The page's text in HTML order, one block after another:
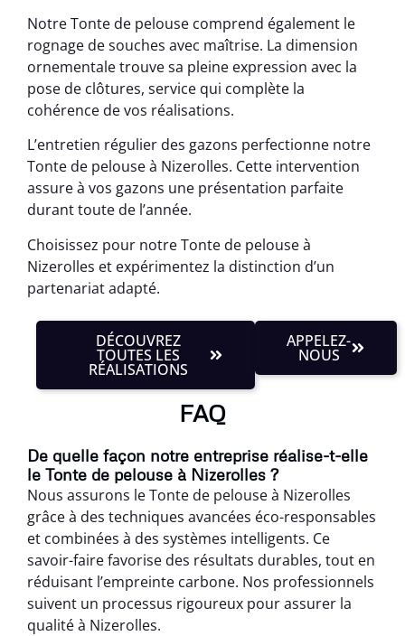
Notre Tonte de pelouse comprend également le
rognage de souches avec maîtrise. La dimension
ornementale trouve sa pleine expression avec la
pose de clôtures, service qui complète la
cohérence de vos réalisations.
L’entretien régulier des gazons perfectionne notre
Tonte de pelouse à Nizerolles. Cette intervention
assure à vos gazons une présentation parfaite
durant toute de l’année.
Choisissez pour notre Tonte de pelouse à
Nizerolles et expérimentez la distinction d’un
partenariat adapté.
DÉCOUVREZ
TOUTES LES
RÉALISATIONS
APPELEZ-
NOUS
FAQ
De quelle façon notre entreprise réalise-t-elle
le Tonte de pelouse à Nizerolles ?
Nous assurons le Tonte de pelouse à Nizerolles
grâce à des techniques avancées éco-responsables
et combinées à des systèmes intelligents. Ce
savoir-faire favorise des résultats durables, tout en
réduisant l’empreinte carbone. Nos professionnels
suivent un processus rigoureux pour assurer la
qualité à Nizerolles.